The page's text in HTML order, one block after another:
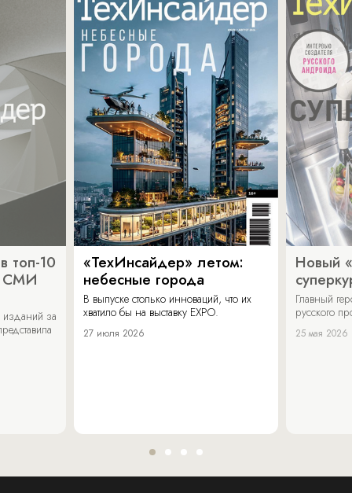
топ-10
СМИ
изданий за
«ТехИнсайдер» летом:
небесные города
В выпуске столько инноваций, что их
хватило бы на выставку EXPO.
27 июля 2026
Новый
Главный
русского
25 мая 2026